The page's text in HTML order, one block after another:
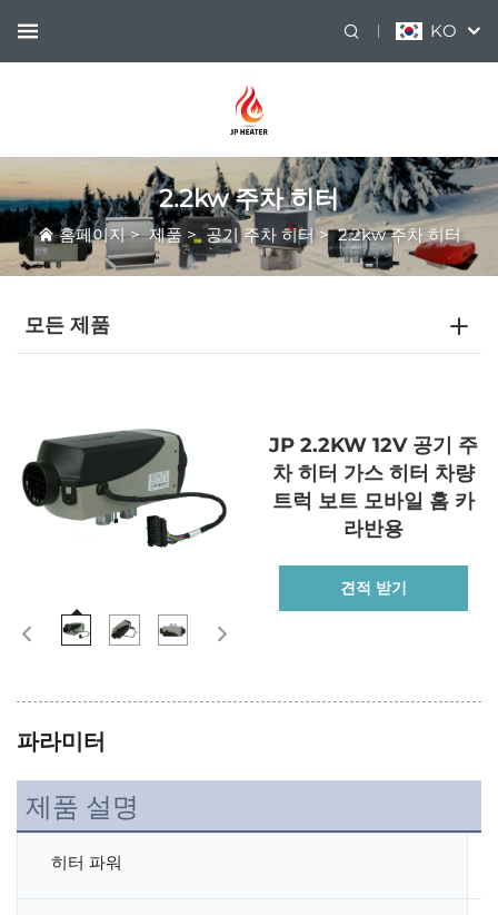
KO
2.2kw 주차 히터
홈페이지>제품 >공기 주차 히터>2.2kw 주차 히터
모든 제품
JP 2.2KW 12V 공기 주
차 히터 가스 히터 차량
트럭 보트 모바일 홈 카
라반용
견적 받기
파라미터
제품 설명
히터 파워